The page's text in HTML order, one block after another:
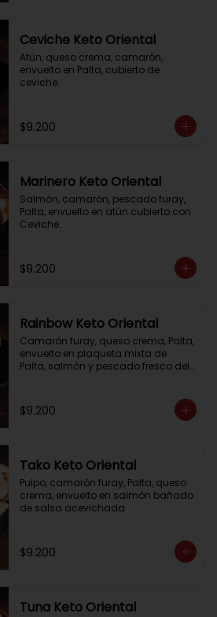
Ceviche Keto Oriental
Atún, queso crema, camarón,
envuelto en Palta, cubierto de
ceviche.
$9.200
Marinero Keto Oriental
Salmón, camarón, pescado furay,
Palta, envuelto en atún cubierto con
Ceviche.
$9.200
Rainbow Keto Oriental
Camarón furay, queso crema, Palta,
envuelto en plaqueta mixta de
Palta, salmón y pescado fresco del
$9.200
Tako Keto Oriental
Pulpo, camarón furay, Palta, queso
crema, envuelto en salmón bañado
de salsa acevichada
$9.200
Tuna Keto Oriental